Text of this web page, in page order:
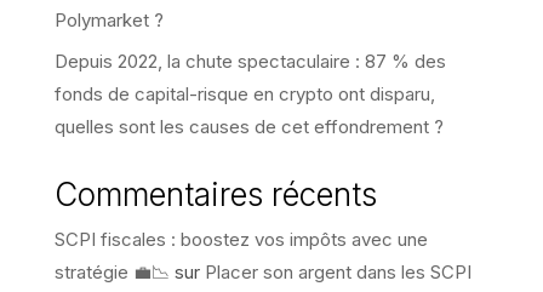
Polymarket ?
Depuis 2022, la chute spectaculaire : 87 % des
fonds de capital-risque en crypto ont disparu,
quelles sont les causes de cet effondrement ?
Commentaires récents
SCPI fiscales : boostez vos impôts avec une
stratégie 💼📉 sur Placer son argent dans les SCPI